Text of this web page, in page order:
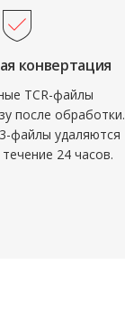
конвертация
TCR-файлы
после обработки.
файлы удаляются
24 часов.